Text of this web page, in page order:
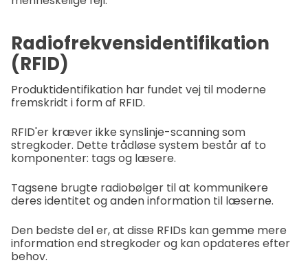
Radiofrekvensidentifikation
(RFID)
Produktidentifikation har fundet vej til moderne
fremskridt i form af RFID.
RFID'er kræver ikke synslinje-scanning som
stregkoder. Dette trådløse system består af to
komponenter: tags og læsere.
Tagsene brugte radiobølger til at kommunikere
deres identitet og anden information til læserne.
Den bedste del er, at disse RFIDs kan gemme mere
information end stregkoder og kan opdateres efter
behov.